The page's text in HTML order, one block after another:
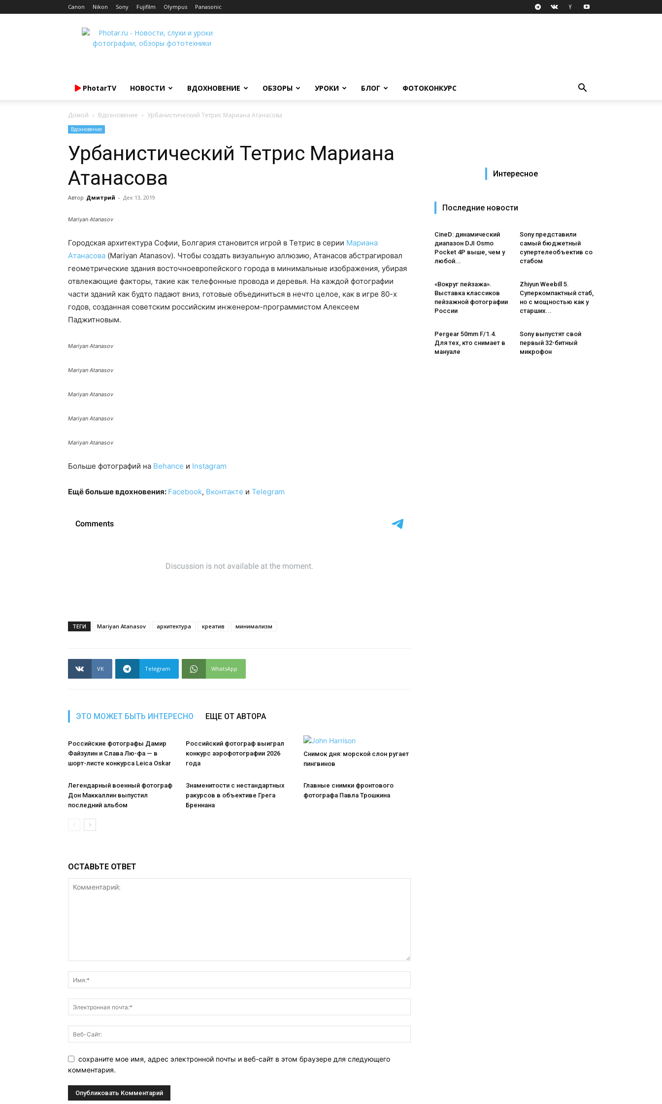
Canon Nikon Sony Fujifilm Olympus Panasonic
Photar.ru
PhotarTV НОВОСТИ ВДОХНОВЕНИЕ ОБЗОРЫ УРОКИ БЛОГ ФОТОКОНКУРС
Домой Вдохновение Урбанистический Тетрис Мариана Атанасова
Вдохновение
Урбанистический Тетрис Мариана
Атанасова
Автор Дмитрий - Дек 13, 2019
Mariyan Atanasov
Городская архитектура Софии, Болгария становится игрой в Тетрис в серии Мариана
Атанасова (Mariyan Atanasov). Чтобы создать визуальную аллюзию, Атанасов абстрагировал
геометрические здания восточноевропейского города в минимальные изображения, убирая
отвлекающие факторы, такие как телефонные провода и деревья. На каждой фотографии
части зданий как будто падают вниз, готовые объединиться в нечто целое, как в игре 80-х
годов, созданная советским российским инженером-программистом Алексеем
Паджитновым.
Mariyan Atanasov
Mariyan Atanasov
Mariyan Atanasov
Mariyan Atanasov
Mariyan Atanasov
Больше фотографий на Behance и Instagram
Ещё больше вдохновения: Facebook, Вконтакте и Telegram
ТЕГИ Mariyan Atanasov архитектура креатив минимализм
VK Telegram WhatsApp
ЭТО МОЖЕТ БЫТЬ ИНТЕРЕСНО ЕЩЕ ОТ АВТОРА
Российские фотографы Дамир
Файзулин и Слава Лю-фа — в
шорт-листе конкурса Leica Oskar
Российский фотограф выиграл
конкурс аэрофотографии 2026
года
Снимок дня: морской слон ругает
пингвинов
Легендарный военный фотограф
Дон Маккаллин выпустил
последний альбом
Знаменитости с нестандартных
ракурсов в объективе Грега
Бреннана
Главные снимки фронтового
фотографа Павла Трошкина
ОСТАВЬТЕ ОТВЕТ
сохраните мое имя, адрес электронной почты и веб-сайт в этом браузере для следующего
комментария.
Интересное
Последние новости
CineD: динамический
диапазон DJI Osmo
Pocket 4P выше, чем у
любой...
Sony представили
самый бюджетный
супертелеобъектив со
стабом
«Вокруг пейзажа».
Выставка классиков
пейзажной фотографии
России
Zhiyun Weebill 5.
Cуперкомпактный стаб,
но с мощностью как у
старших...
Pergear 50mm F/1.4.
Для тех, кто снимает в
мануале
Sony выпустят свой
первый 32-битный
микрофон